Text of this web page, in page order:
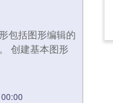
包括图形编辑的
创建基本图形